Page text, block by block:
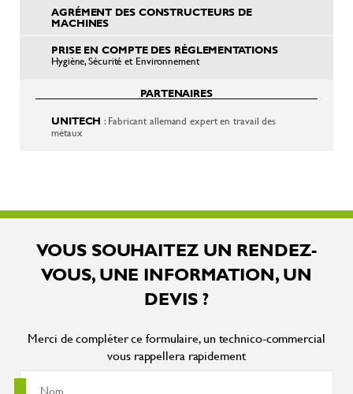
AGRÉMENT DES CONSTRUCTEURS DE
MACHINES
PRISE EN COMPTE DES RÉGLEMENTATIONS
Hygiène, Sécurité et Environnement
PARTENAIRES
UNITECH : Fabricant allemand expert en travail des
métaux
VOUS SOUHAITEZ UN RENDEZ-
VOUS, UNE INFORMATION, UN
DEVIS ?
Merci de compléter ce formulaire, un technico-commercial
vous rappellera rapidement